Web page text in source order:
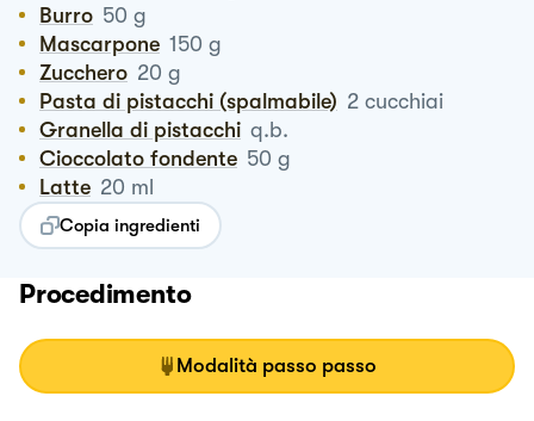
Burro 50 g
Mascarpone 150 g
Zucchero 20 g
Pasta di pistacchi (spalmabile) 2 cucchiai
Granella di pistacchi q.b.
Cioccolato fondente 50 g
Latte 20 ml
Copia ingredienti
Procedimento
Modalità passo passo